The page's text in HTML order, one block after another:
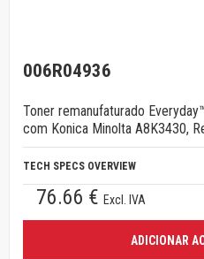
006R04936
Toner remanufaturado
com Konica Minolta A8K3430,
TECH SPECS OVERVIEW
76.66 € Excl. IVA
ADICIONAR